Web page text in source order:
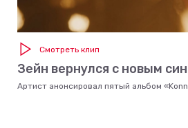
Смотреть клип
Зейн вернулся с новым
Артист анонсировал пятый альбом